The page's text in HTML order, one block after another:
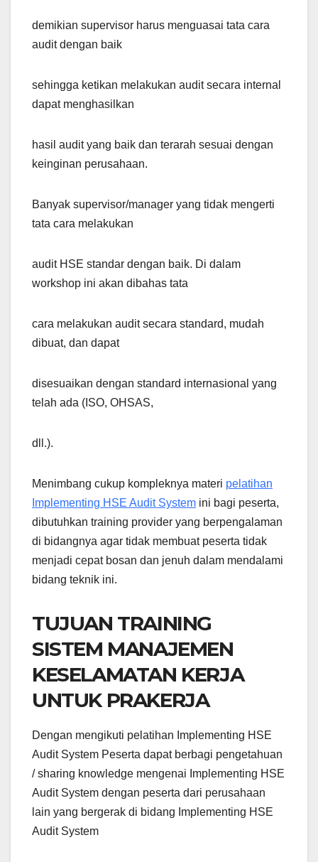
demikian supervisor harus menguasai tata cara
audit dengan baik
sehingga ketikan melakukan audit secara internal
dapat menghasilkan
hasil audit yang baik dan terarah sesuai dengan
keinginan perusahaan.
Banyak supervisor/manager yang tidak mengerti
tata cara melakukan
audit HSE standar dengan baik. Di dalam
workshop ini akan dibahas tata
cara melakukan audit secara standard, mudah
dibuat, dan dapat
disesuaikan dengan standard internasional yang
telah ada (ISO, OHSAS,
dll.).
Menimbang cukup kompleknya materi pelatihan
Implementing HSE Audit System ini bagi peserta,
dibutuhkan training provider yang berpengalaman
di bidangnya agar tidak membuat peserta tidak
menjadi cepat bosan dan jenuh dalam mendalami
bidang teknik ini.
TUJUAN TRAINING
SISTEM MANAJEMEN
KESELAMATAN KERJA
UNTUK PRAKERJA
Dengan mengikuti pelatihan Implementing HSE
Audit System Peserta dapat berbagi pengetahuan
/ sharing knowledge mengenai Implementing HSE
Audit System dengan peserta dari perusahaan
lain yang bergerak di bidang Implementing HSE
Audit System